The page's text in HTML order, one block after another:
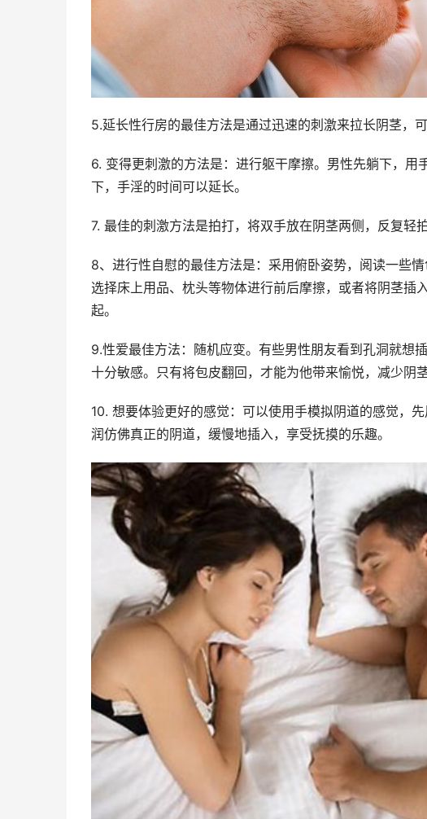
5.延长性行房的最佳方法是通过迅速的刺激来拉长阴茎，
6. 变得更刺激的方法是：进行躯干摩擦。男性先躺下，
下，手淫的时间可以延长。
7. 最佳的刺激方法是拍打，将双手放在阴茎两侧，反复轻
8、进行性自慰的最佳方法是：采用俯卧姿势，阅读一些
选择床上用品、枕头等物体进行前后摩擦，或者将阴茎
起。
9.性爱最佳方法：随机应变。有些男性朋友看到孔洞就想
十分敏感。只有将包皮翻回，才能为他带来愉悦，减少阴
10. 想要体验更好的感觉：可以使用手模拟阴道的感觉，
润仿佛真正的阴道，缓慢地插入，享受抚摸的乐趣。